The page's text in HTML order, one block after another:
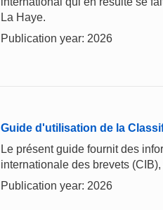
La Haye.
Publication year: 2026
Guide d'utilisation de la
Le présent guide fournit des
internationale des brevets
Publication year: 2026